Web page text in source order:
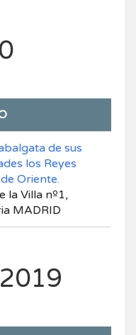
de sus
los Reyes
Oriente.
la Villa nº1,
MADRID